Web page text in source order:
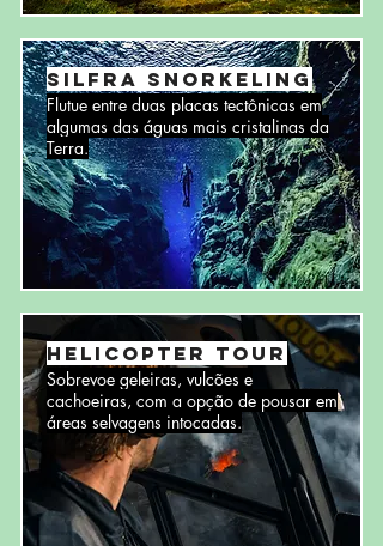
Silfra Snorkeling
Flutue entre duas placas tectônicas em
algumas das águas mais cristalinas da
Terra.
Helicopter Tour
Sobrevoe geleiras, vulcões e
cachoeiras, com a opção de pousar em
áreas selvagens intocadas.